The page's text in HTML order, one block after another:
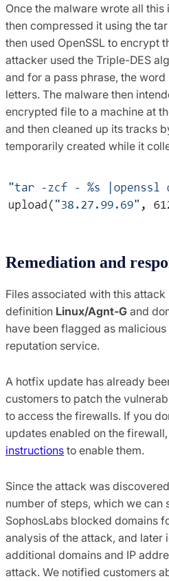
Once the malware wrote all this
then compressed it using the
then used OpenSSL to encrypt
attacker used the Triple-DES
and for a pass phrase, the word
letters. The malware then
encrypted file to a machine at
and then cleaned up its tracks
temporarily created while it
Remediation and
Files associated with this
definition Linux/Agnt-G and
have been flagged as
reputation service.
A hotfix update has already
customers to patch the
to access the firewalls. If you
updates enabled on the
instructions to enable them.
Since the attack was
number of steps, which we can
SophosLabs blocked domains
analysis of the attack, and
additional domains and IP
attack. We notified customers